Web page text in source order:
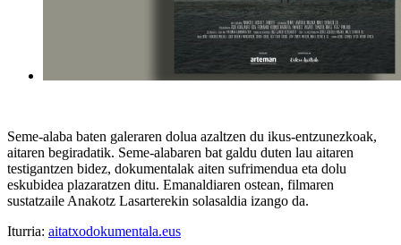
Seme-alaba baten galeraren dolua azaltzen du ikus-entzunezkoak,
aitaren begiradatik. Seme-alabaren bat galdu duten lau aitaren
testigantzen bidez, dokumentalak aiten sufrimendua eta dolu
eskubidea plazaratzen ditu. Emanaldiaren ostean, filmaren
sustatzaile Anakotz Lasarterekin solasaldia izango da.
Iturria: aitatxodokumentala.eus